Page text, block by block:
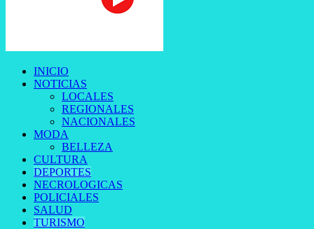
INICIO
NOTICIAS
LOCALES
REGIONALES
NACIONALES
MODA
BELLEZA
CULTURA
DEPORTES
NECROLOGICAS
POLICIALES
SALUD
TURISMO